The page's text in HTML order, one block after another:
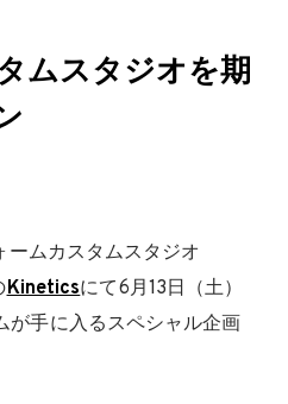
ムスタジオを期
ムカスタムスタジオ
Kineticsにて6月13日（土）
が手に入るスペシャル企画